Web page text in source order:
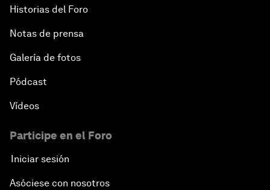
Historias del Foro
Notas de prensa
Galería de fotos
Pódcast
Vídeos
Participe en el Foro
Iniciar sesión
Asóciese con nosotros